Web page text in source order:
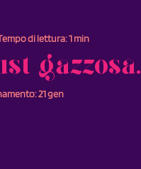
gazzosa.
di lettura: 1 min
21 gen